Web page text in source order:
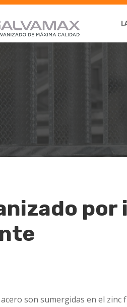
por
son sumergidas en el zinc